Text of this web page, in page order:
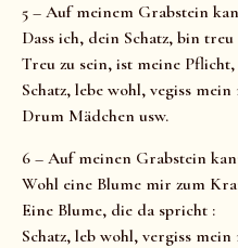
5 – Auf meinem Grabstein
Dass ich, dein Schatz, bin treu
Treu zu sein, ist meine Pflicht,
Schatz, lebe wohl, vegiss
Drum Mädchen usw.
6 – Auf meinen Grabstein
Wohl eine Blume mir zum
Eine Blume, die da spricht :
Schatz, leb wohl, vergiss mein